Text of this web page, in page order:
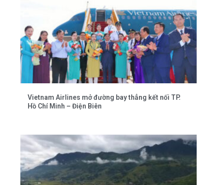
Vietnam Airlines mở đường bay thẳng kết nối TP.
Hồ Chí Minh – Điện Biên